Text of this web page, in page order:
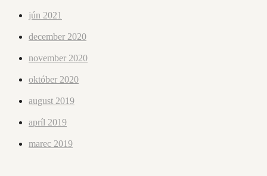
jún 2021
december 2020
november 2020
október 2020
august 2019
apríl 2019
marec 2019